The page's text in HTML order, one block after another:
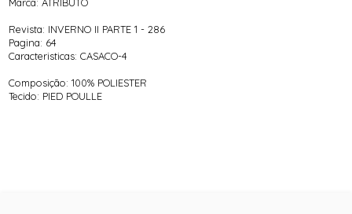
Marca: ATRIBUTO
Revista: INVERNO II PARTE 1 - 286
Pagina: 64
Caracteristicas: CASACO-4
Composição: 100% POLIESTER
Tecido: PIED POULLE